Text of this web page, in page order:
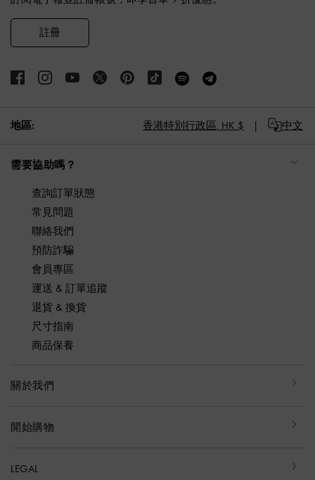
註冊
地區: 香港特別行政區, HK $ 中文
需要協助嗎？
查詢訂單狀態
常見問題
聯絡我們
預防詐騙
會員專區
運送 & 訂單追蹤
退貨 & 換貨
尺寸指南
商品保養
關於我們
開始購物
LEGAL